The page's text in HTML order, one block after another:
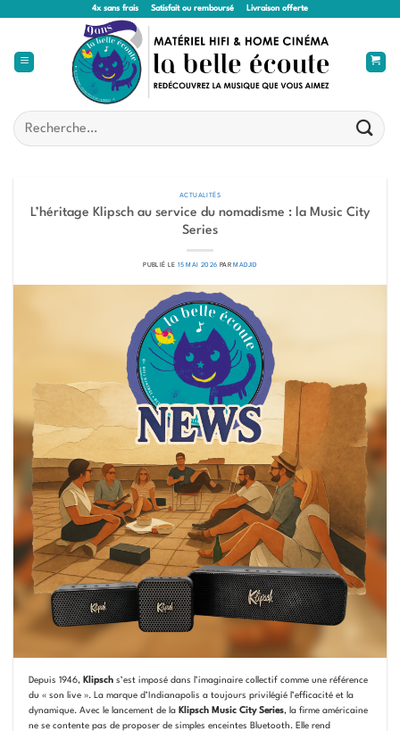
4x sans frais Satisfait ou remboursé Livraison offerte
Recherche
pour :
ACTUALITÉS
L’héritage Klipsch au service du nomadisme : la Music City
Series
PUBLIÉ LE 15 MAI 2026 PAR MADJID
Depuis 1946, Klipschs’est imposé dans l’imaginaire collectif comme une référence
du « son live ». La marque d’Indianapolis a toujours privilégié l’efficacité et la
dynamique. Avec le lancement de la Klipsch Music City Series, la firme américaine
ne se contente pas de proposer de simples enceintes Bluetooth. Elle rend